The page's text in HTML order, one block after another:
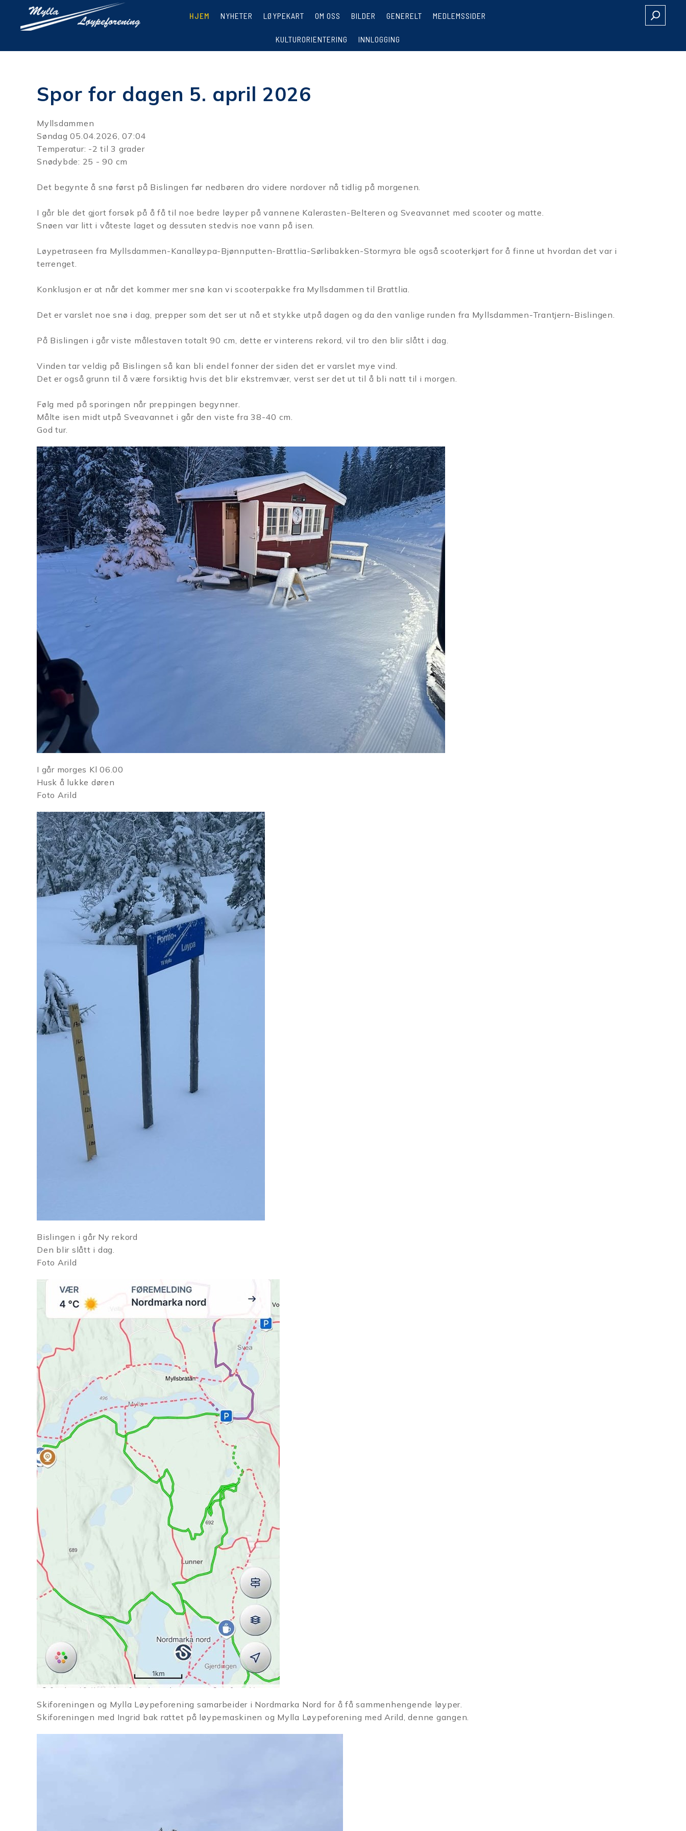
HJEM NYHETER LØYPEKART OM OSS BILDER GENERELT MEDLEMSSIDER
KULTURORIENTERING INNLOGGING
Spor for dagen 5. april 2026
Myllsdammen
Søndag 05.04.2026, 07:04
Temperatur: -2 til 3 grader
Snødybde: 25 - 90 cm
Det begynte å snø først på Bislingen før nedbøren dro videre nordover nå tidlig på morgenen.
I går ble det gjort forsøk på å få til noe bedre løyper på vannene Kalerasten-Belteren og Sveavannet med scooter og matte.
Snøen var litt i våteste laget og dessuten stedvis noe vann på isen.
Løypetraseen fra Myllsdammen-Kanalløypa-Bjønnputten-Brattlia-Sørlibakken-Stormyra ble også scooterkjørt for å finne ut hvordan det var i
terrenget.
Konklusjon er at når det kommer mer snø kan vi scooterpakke fra Myllsdammen til Brattlia.
Det er varslet noe snø i dag, prepper som det ser ut nå et stykke utpå dagen og da den vanlige runden fra Myllsdammen-Trantjern-Bislingen.
På Bislingen i går viste målestaven totalt 90 cm, dette er vinterens rekord, vil tro den blir slått i dag.
Vinden tar veldig på Bislingen så kan bli endel fonner der siden det er varslet mye vind.
Det er også grunn til å være forsiktig hvis det blir ekstremvær, verst ser det ut til å bli natt til i morgen.
Følg med på sporingen når preppingen begynner.
Målte isen midt utpå Sveavannet i går den viste fra 38-40 cm.
God tur.
I går morges Kl 06.00
Husk å lukke døren
Foto Arild
Bislingen i går Ny rekord
Den blir slått i dag.
Foto Arild
Skiforeningen og Mylla Løypeforening samarbeider i Nordmarka Nord for å få sammenhengende løyper.
Skiforeningen med Ingrid bak rattet på løypemaskinen og Mylla Løypeforening med Arild, denne gangen.